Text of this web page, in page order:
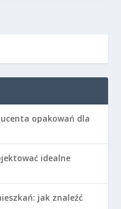
opakowań dla
idealne
jak znaleźć